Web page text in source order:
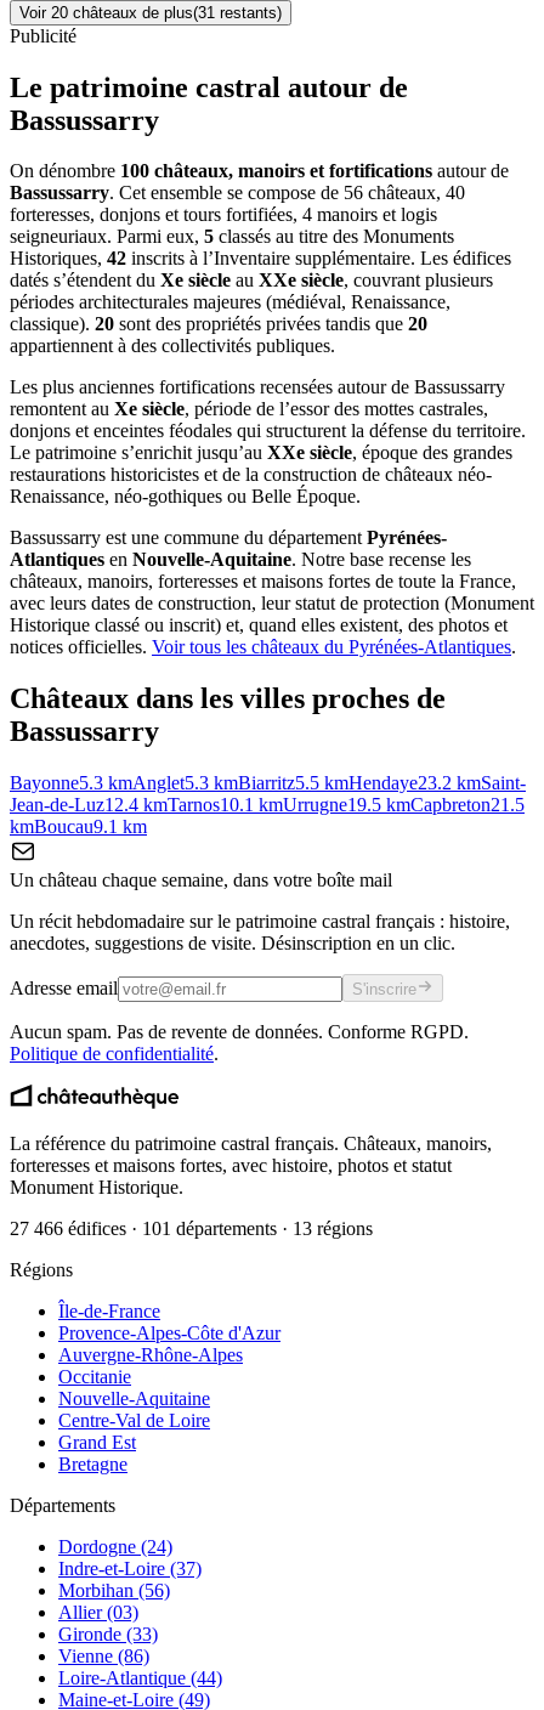
Voir 20 châteaux de plus(31 restants)
Publicité
Le patrimoine castral autour de
Bassussarry
On dénombre 100 châteaux, manoirs et fortifications autour de
Bassussarry. Cet ensemble se compose de 56 châteaux, 40
forteresses, donjons et tours fortifiées, 4 manoirs et logis
seigneuriaux. Parmi eux, 5 classés au titre des Monuments
Historiques, 42 inscrits à l’Inventaire supplémentaire. Les édifices
datés s’étendent du Xe siècle au XXe siècle, couvrant plusieurs
périodes architecturales majeures (médiéval, Renaissance,
classique). 20 sont des propriétés privées tandis que 20
appartiennent à des collectivités publiques.
Les plus anciennes fortifications recensées autour de Bassussarry
remontent au Xe siècle, période de l’essor des mottes castrales,
donjons et enceintes féodales qui structurent la défense du territoire.
Le patrimoine s’enrichit jusqu’au XXe siècle, époque des grandes
restaurations historicistes et de la construction de châteaux néo-
Renaissance, néo-gothiques ou Belle Époque.
Bassussarry est une commune du départementPyrénées-
Atlantiques en Nouvelle-Aquitaine. Notre base recense les
châteaux, manoirs, forteresses et maisons fortes de toute la France,
avec leurs dates de construction, leur statut de protection (Monument
Historique classé ou inscrit) et, quand elles existent, des photos et
notices officielles. Voir tous les châteaux du Pyrénées-Atlantiques.
Châteaux dans les villes proches de
Bassussarry
Bayonne5.3 kmAnglet5.3 kmBiarritz5.5 kmHendaye23.2 kmSaint-
Jean-de-Luz12.4 kmTarnos10.1 kmUrrugne19.5 kmCapbreton21.5
kmBoucau9.1 km
Un château chaque semaine, dans votre boîte mail
Un récit hebdomadaire sur le patrimoine castral français : histoire,
anecdotes, suggestions de visite. Désinscription en un clic.
Adresse email S'inscrire
Aucun spam. Pas de revente de données. Conforme RGPD.
Politique de confidentialité.
La référence du patrimoine castral français. Châteaux, manoirs,
forteresses et maisons fortes, avec histoire, photos et statut
Monument Historique.
27 466 édifices · 101 départements · 13 régions
Régions
Île-de-France
Provence-Alpes-Côte d'Azur
Auvergne-Rhône-Alpes
Occitanie
Nouvelle-Aquitaine
Centre-Val de Loire
Grand Est
Bretagne
Départements
Dordogne (24)
Indre-et-Loire (37)
Morbihan (56)
Allier (03)
Gironde (33)
Vienne (86)
Loire-Atlantique (44)
Maine-et-Loire (49)